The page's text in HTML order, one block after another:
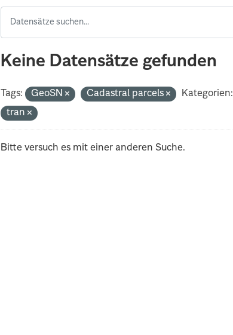
Keine Datensätze gefunden
Tags: GeoSN Cadastral parcels Kategorien:
tran
Bitte versuch es mit einer anderen Suche.